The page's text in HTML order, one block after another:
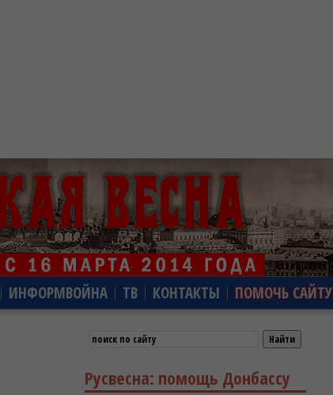
ИНФОРМВОЙНА ТВ КОНТАКТЫ ПОМОЧЬ САЙТУ
Русвесна: помощь Донбассу